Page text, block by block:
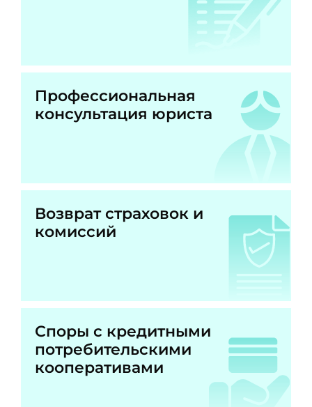
Профессиональная
консультация юриста
Возврат страховок и
комиссий
Споры с кредитными
потребительскими
кооперативами